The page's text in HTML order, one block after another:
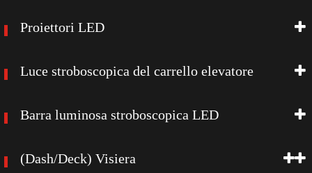
Proiettori LED
Luce stroboscopica del carrello elevatore
Barra luminosa stroboscopica LED
(Dash/Deck) Visiera